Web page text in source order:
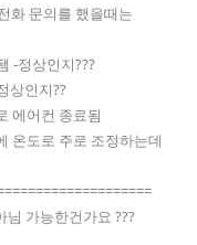
화 문의를 했을때는
-정상인지???
상인지??
에어컨 종료됨
온도로 주로 조정하는데
가능한건가요 ???